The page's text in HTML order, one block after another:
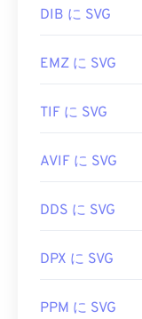
DIB に SVG
EMZ に SVG
TIF に SVG
AVIF に SVG
DDS に SVG
DPX に SVG
PPM に SVG